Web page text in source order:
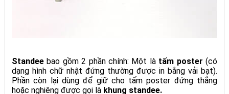
Standee bao gồm 2 phần chính: Một là tấm poster (có
dạng hình chữ nhật đứng thường được in bằng vải bạt).
Phần còn lại dùng để giữ cho tấm poster đứng thẳng
hoặc nghiêng được gọi là khung standee.